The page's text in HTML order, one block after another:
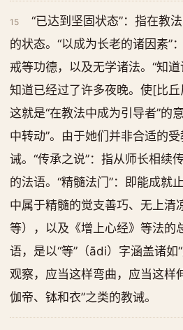
15
“已达到坚固状态”：指在教
的状态。“以成为长老的诸因素”
戒等功德，以及无学诸法。“知道
知道已经过了许多夜晚。使[比丘
这就是“在教法中成为引导者”的
中转动”。由于她们并非合适的
诫。“传承之说”：指从师长相续
的法语。“精髓法门”：即能成就
中属于精髓的觉支善巧、无上清
等），以及《增上心经》等法的
语，是以“等”（ādi）字涵盖诸如
观察，应当这样弯曲，应当这样
伽帝、钵和衣”之类的教诫。